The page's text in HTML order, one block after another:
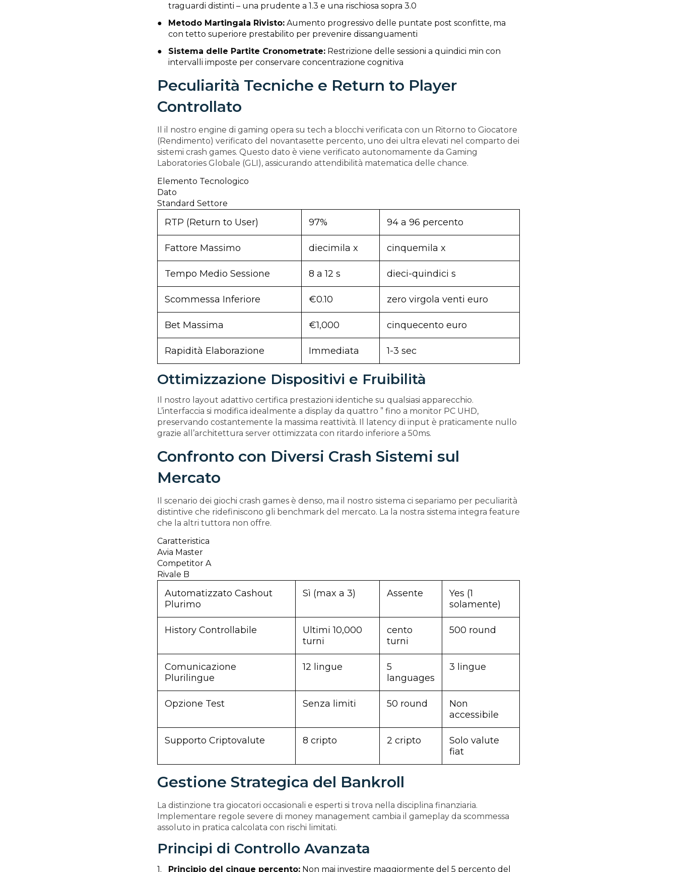
traguardi distinti – una prudente a 1.3 e una rischiosa sopra 3.0
Metodo Martingala Rivisto: Aumento progressivo delle puntate post sconfitte, ma
con tetto superiore prestabilito per prevenire dissanguamenti
Sistema delle Partite Cronometrate: Restrizione delle sessioni a quindici min con
intervalli imposte per conservare concentrazione cognitiva
Peculiarità Tecniche e Return to Player
Controllato
Il il nostro engine di gaming opera su tech a blocchi verificata con un Ritorno to Giocatore
(Rendimento) verificato del novantasette percento, uno dei ultra elevati nel comparto dei
sistemi crash games. Questo dato è viene verificato autonomamente da Gaming
Laboratories Globale (GLI), assicurando attendibilità matematica delle chance.
Elemento Tecnologico
Dato
Standard Settore
RTP (Return to User) 97% 94 a 96 percento
Fattore Massimo diecimila x cinquemila x
Tempo Medio Sessione 8 a 12 s dieci-quindici s
Scommessa Inferiore €0.10 zero virgola venti euro
Bet Massima €1,000 cinquecento euro
Rapidità Elaborazione Immediata 1-3 sec
Ottimizzazione Dispositivi e Fruibilità
Il nostro layout adattivo certifica prestazioni identiche su qualsiasi apparecchio.
L’interfaccia si modifica idealmente a display da quattro ” fino a monitor PC UHD,
preservando costantemente la massima reattività. Il latency di input è praticamente nullo
grazie all’architettura server ottimizzata con ritardo inferiore a 50ms.
Confronto con Diversi Crash Sistemi sul
Mercato
Il scenario dei giochi crash games è denso, ma il nostro sistema ci separiamo per peculiarità
distintive che ridefiniscono gli benchmark del mercato. La la nostra sistema integra feature
che la altri tuttora non offre.
Caratteristica
Avia Master
Competitor A
Rivale B
Automatizzato Cashout
Plurimo
Sì (max a 3) Assente
Yes (1
solamente)
History Controllabile
Ultimi 10,000
turni
cento
turni
500 round
Comunicazione
Plurilingue
12 lingue
5
languages
3 lingue
Opzione Test Senza limiti 50 round
Non
accessibile
Supporto Criptovalute 8 cripto 2 cripto
Solo valute
fiat
Gestione Strategica del Bankroll
La distinzione tra giocatori occasionali e esperti si trova nella disciplina finanziaria.
Implementare regole severe di money management cambia il gameplay da scommessa
assoluto in pratica calcolata con rischi limitati.
Principi di Controllo Avanzata
Principio del cinque percento: Non mai investire maggiormente del 5 percento del